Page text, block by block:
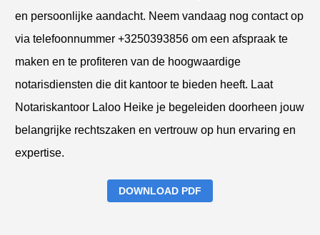
en persoonlijke aandacht. Neem vandaag nog contact op
via telefoonnummer +3250393856 om een afspraak te
maken en te profiteren van de hoogwaardige
notarisdiensten die dit kantoor te bieden heeft. Laat
Notariskantoor Laloo Heike je begeleiden doorheen jouw
belangrijke rechtszaken en vertrouw op hun ervaring en
expertise.
DOWNLOAD PDF